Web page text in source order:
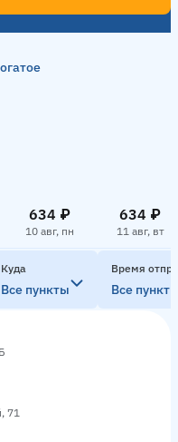
634 ₽
10 авг, пн
634 ₽
11 авг, вт
Куда
Все пункты
Время
Все
71